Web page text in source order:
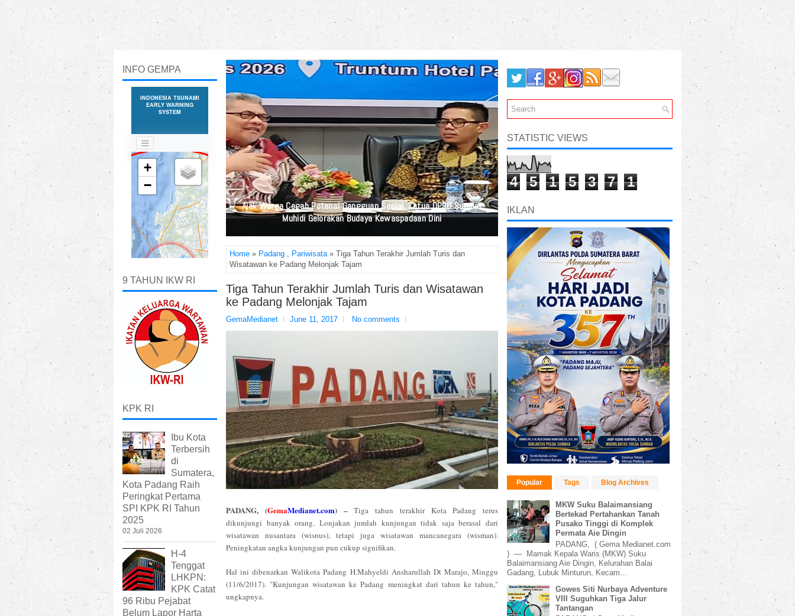
Ajak Warga Cegah Potensi Gangguan Sosial, Ketua DPRD Sumbar
Muhidi Gelorakan Budaya Kewaspadaan Dini
Home » Padang , Pariwisata» Tiga Tahun Terakhir Jumlah Turis dan
Wisatawan ke Padang Melonjak Tajam
Tiga Tahun Terakhir Jumlah Turis dan Wisatawan
ke Padang Melonjak Tajam
GemaMedianet June 11, 2017 No comments
PADANG, (GemaMedianet.com) –Tiga tahun terakhir Kota Padang terus
dikunjungi banyak orang. Lonjakan jumlah kunjungan tidak saja berasal dari
wisatawan nusantara (wisnus), tetapi juga wisatawan mancanegara (wisman).
Peningkatan angka kunjungan pun cukup signifikan.
Hal ini dibenarkan Walikota Padang H.Mahyeldi Ansharullah Dt Marajo, Minggu
(11/6/2017). "Kunjungan wisatawan ke Padang meningkat dari tahun ke tahun,"
ungkapnya.
INFO GEMPA
9 TAHUN IKW RI
KPK RI
Ibu Kota
Terbersih
di
Sumatera,
Kota Padang Raih
Peringkat Pertama
SPI KPK RI Tahun
2025
02 Juli 2026
H-4
Tenggat
LHKPN:
KPK Catat
96 Ribu Pejabat
Belum Lapor Harta
STATISTIC VIEWS
4 5 1 5 3 7 1
IKLAN
Popular Tags Blog Archives
MKW Suku Balaimansiang
Bertekad Pertahankan Tanah
Pusako Tinggi di Komplek
Permata Aie Dingin
PADANG, ( Gema Medianet.com
) — Mamak Kepala Waris (MKW) Suku
Balaimansiang Aie Dingin, Kelurahan Balai
Gadang, Lubuk Minturun, Kecam...
Gowes Siti Nurbaya Adventure
VIII Suguhkan Tiga Jalur
Tantangan